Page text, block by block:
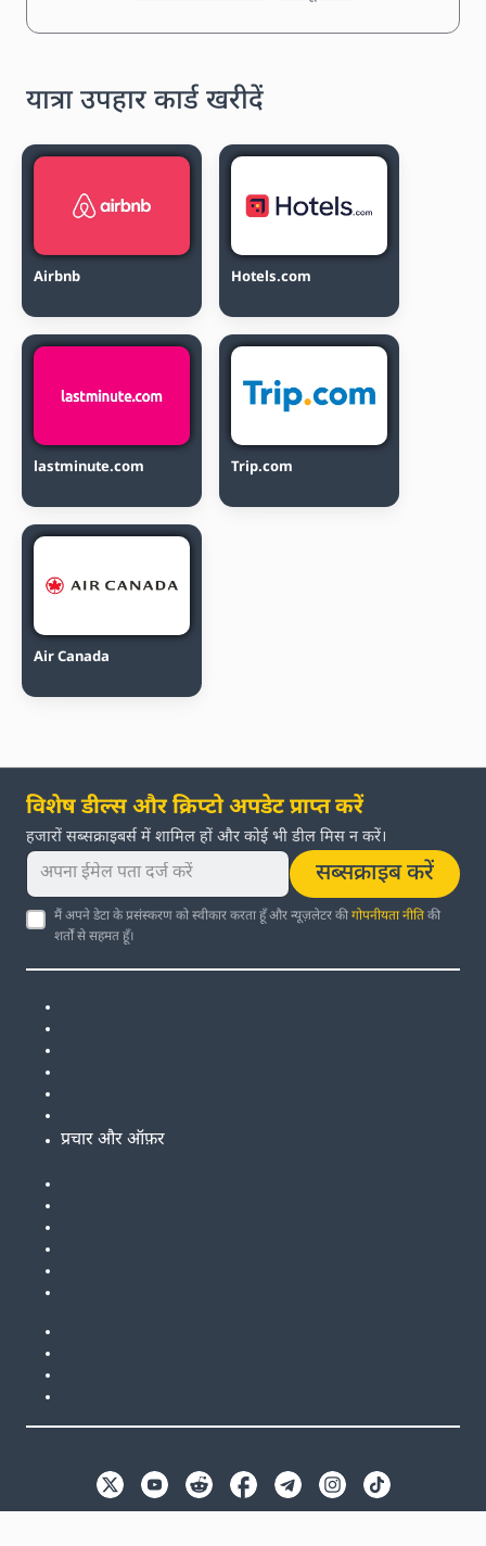
यात्रा उपहार कार्ड खरीदें
Airbnb Hotels.com
lastminute.com Trip.com
Air Canada
विशेष डील्स और क्रिप्टो अपडेट प्राप्त करें
हजारों सब्सक्राइबर्स में शामिल हों और कोई भी डील मिस न करें।
सब्सक्राइब करें
मैं अपने डेटा के प्रसंस्करण को स्वीकार करता हूँ और न्यूज़लेटर कीगोपनीयता नीतिकी
शर्तों से सहमत हूँ।
प्रचार और ऑफ़र